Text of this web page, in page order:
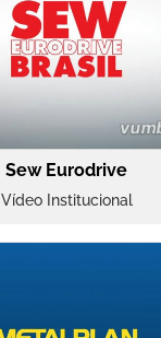
Sew Eurodrive
Vídeo Institucional